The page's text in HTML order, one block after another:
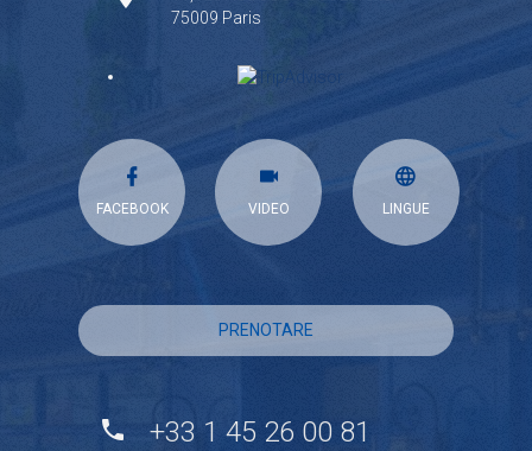
75009 Paris
FACEBOOK VIDEO LINGUE
PRENOTARE
+33 1 45 26 00 81